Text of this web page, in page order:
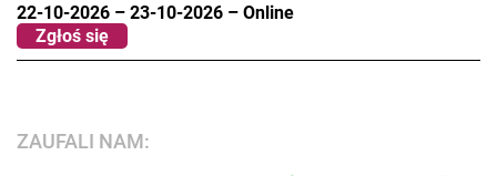
22-10-2026 – 23-10-2026 – Online
Zgłoś się
ZAUFALI NAM: